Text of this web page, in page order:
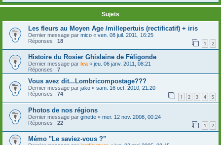
Sujets
Les fleurs au Moyen Age /millepertuis (rectificatif) + iris
Dernier message par mico « ven. 08 juil. 2011, 16:25
Réponses : 18 1 2
Histoire du Rosier Ghislaine de Féligonde
Dernier message par lea « jeu. 06 janv. 2011, 08:21
Réponses : 7
Vous avez dit...Lombricompostage???
Dernier message par jako « sam. 16 oct. 2010, 21:20
Réponses : 74 1 2 3 4 5
Photos de nos régions
Dernier message par ginette « mer. 12 nov. 2008, 00:24
Réponses : 22 1 2
Mémo "Le saviez-vous ?"